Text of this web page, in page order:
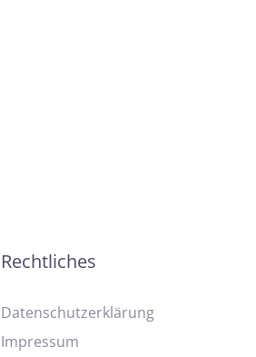
Rechtliches
Datenschutzerklärung
Impressum